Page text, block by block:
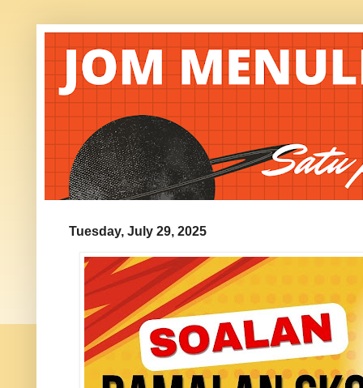
Tuesday, July 29, 2025